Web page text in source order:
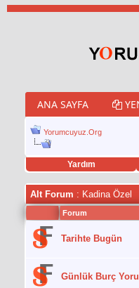
ANA SAYFA
Yorumcuyuz.Org
Yardım
hilesi
Alt Forum : Kadina Özel
Forum
Tarihte Bugün
Günlük Burç